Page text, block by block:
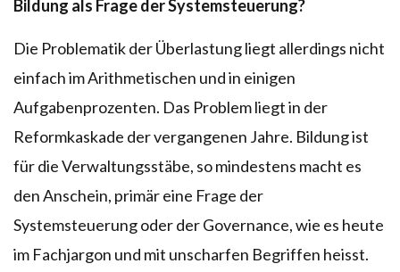
Bildung als Frage der Systemsteuerung?
Die Problematik der Überlastung liegt allerdings nicht
einfach im Arithmetischen und in einigen
Aufgabenprozenten. Das Problem liegt in der
Reformkaskade der vergangenen Jahre. Bildung ist
für die Verwaltungsstäbe, so mindestens macht es
den Anschein, primär eine Frage der
Systemsteuerung oder der Governance, wie es heute
im Fachjargon und mit unscharfen Begriffen heisst.